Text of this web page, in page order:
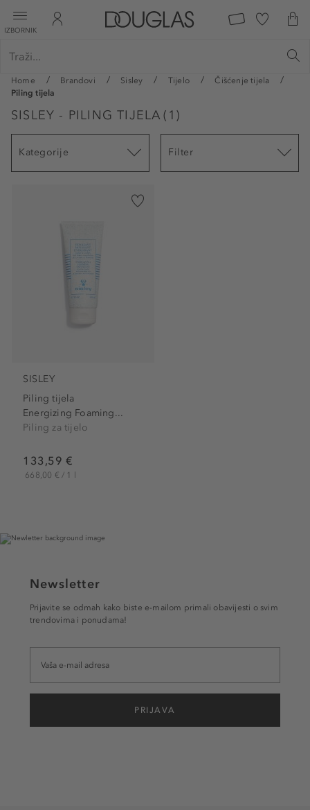
IZBORNIK
Home Brandovi Sisley Tijelo
Čišćenje tijela
Piling tijela
SISLEY - PILING TIJELA ( 1 )
Kategorije Filter
SISLEY
Piling tijela
Energizing Foaming...
Piling za tijelo
133,59 €
668,00 € / 1 l
Newsletter
Prijavite se odmah kako biste e-mailom primali obavijesti o svim
trendovima i ponudama!
PRIJAVA